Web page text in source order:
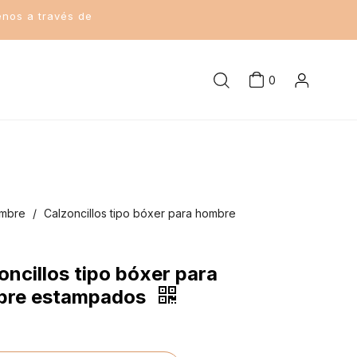
a través de
0
/ Calzoncillos tipo bóxer para hombre
tipo bóxer para
estampados